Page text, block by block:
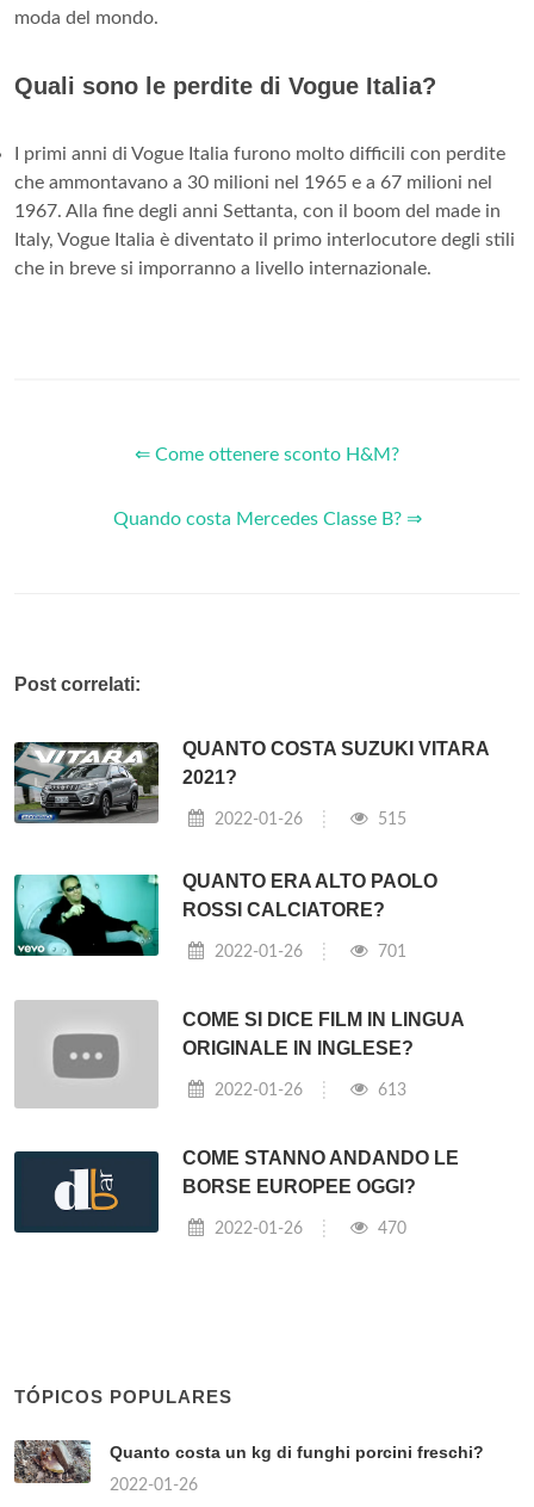
moda del mondo.
Quali sono le perdite di Vogue Italia?
I primi anni di Vogue Italia furono molto difficili con perdite
che ammontavano a 30 milioni nel 1965 e a 67 milioni nel
1967. Alla fine degli anni Settanta, con il boom del made in
Italy, Vogue Italia è diventato il primo interlocutore degli stili
che in breve si imporranno a livello internazionale.
⇐ Come ottenere sconto H&M?
Quando costa Mercedes Classe B? ⇒
Post correlati:
QUANTO COSTA SUZUKI VITARA
2021?
2022-01-26 515
QUANTO ERA ALTO PAOLO
ROSSI CALCIATORE?
2022-01-26 701
COME SI DICE FILM IN LINGUA
ORIGINALE IN INGLESE?
2022-01-26 613
COME STANNO ANDANDO LE
BORSE EUROPEE OGGI?
2022-01-26 470
TÓPICOS POPULARES
Quanto costa un kg di funghi porcini freschi?
2022-01-26